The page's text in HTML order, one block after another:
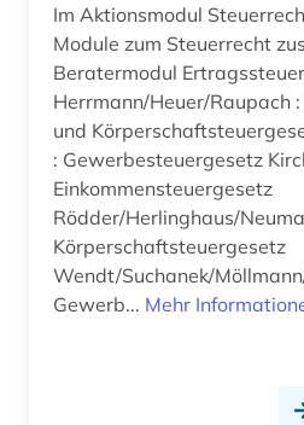
deutschland (302)
Im Aktionsmodul
Module zum Steuerrecht
Beratermodul Ertragssteuerrecht
Herrmann/Heuer/Raupach
und
: Gewerbesteuergesetz Kirchhof :
Einkommensteuergesetz
Rödder/Herlinghaus/
Körperschaftsteuergesetz
Wendt/Suchanek/
Gewerb... Mehr